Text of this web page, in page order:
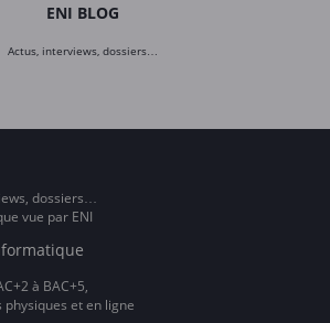
ENI BLOG
Actus, interviews, dossiers…
dossiers…
vue par ENI
à BAC+5,
physiques et en ligne